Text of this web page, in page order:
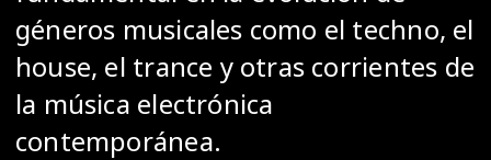
géneros musicales como el techno, el
house, el trance y otras corrientes de
la música electrónica
contemporánea.